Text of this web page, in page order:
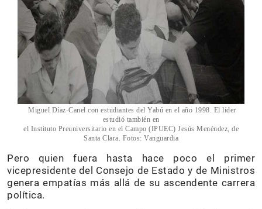
Miguel Díaz-Canel con estudiantes del Yabú en el año 1998. El líder
estudió también en
el Instituto Preuniversitario en el Campo (IPUEC) Jesús Menéndez, de
Santa Clara. Fotos: Vanguardia
Pero quien fuera hasta hace poco el primer
vicepresidente del Consejo de Estado y de Ministros
genera empatías más allá de su ascendente carrera
política.